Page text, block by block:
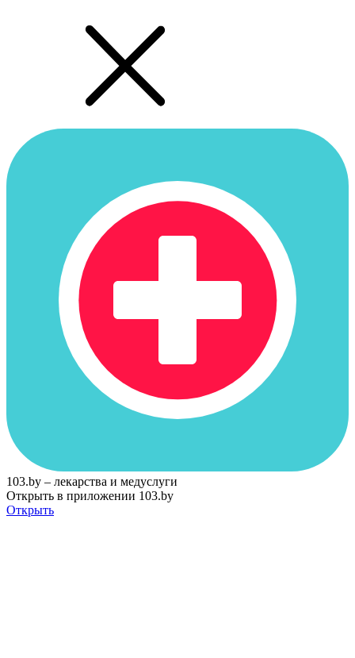
103.by – лекарства и медуслуги
Открыть в приложении 103.by
Открыть